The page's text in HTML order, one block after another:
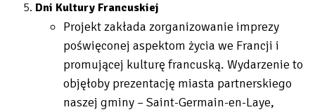
Dni Kultury Francuskiej
Projekt zakłada zorganizowanie imprezy
poświęconej aspektom życia we Francji i
promującej kulturę francuską. Wydarzenie to
objęłoby prezentację miasta partnerskiego
naszej gminy – Saint-Germain-en-Laye,